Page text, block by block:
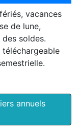
vacances
de lune,
soldes.
téléchargeable
annuels